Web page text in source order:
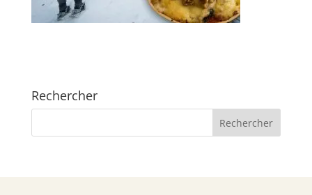
Rechercher